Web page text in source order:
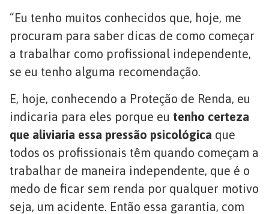
“Eu tenho muitos conhecidos que, hoje, me
procuram para saber dicas de como começar
a trabalhar como profissional independente,
se eu tenho alguma recomendação.
E, hoje, conhecendo a Proteção de Renda, eu
indicaria para eles porque eu tenho certeza
que aliviaria essa pressão psicológica que
todos os profissionais têm quando começam a
trabalhar de maneira independente, que é o
medo de ficar sem renda por qualquer motivo
seja, um acidente. Então essa garantia, com